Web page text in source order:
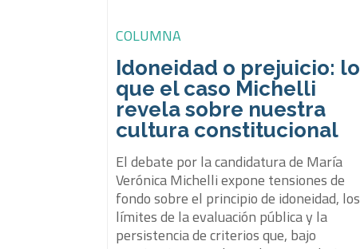
COLUMNA
Idoneidad o prejuicio: lo
que el caso Michelli
revela sobre nuestra
cultura constitucional
El debate por la candidatura de María
Verónica Michelli expone tensiones de
fondo sobre el principio de idoneidad, los
límites de la evaluación pública y la
persistencia de criterios que, bajo